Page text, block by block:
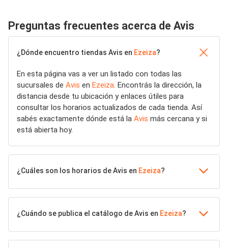
Preguntas frecuentes acerca de Avis
¿Dónde encuentro tiendas Avis en Ezeiza?
En esta página vas a ver un listado con todas las
sucursales de Avis en Ezeiza. Encontrás la dirección, la
distancia desde tu ubicación y enlaces útiles para
consultar los horarios actualizados de cada tienda. Así
sabés exactamente dónde está la Avis más cercana y si
está abierta hoy.
¿Cuáles son los horarios de Avis en Ezeiza?
¿Cuándo se publica el catálogo de Avis en Ezeiza?